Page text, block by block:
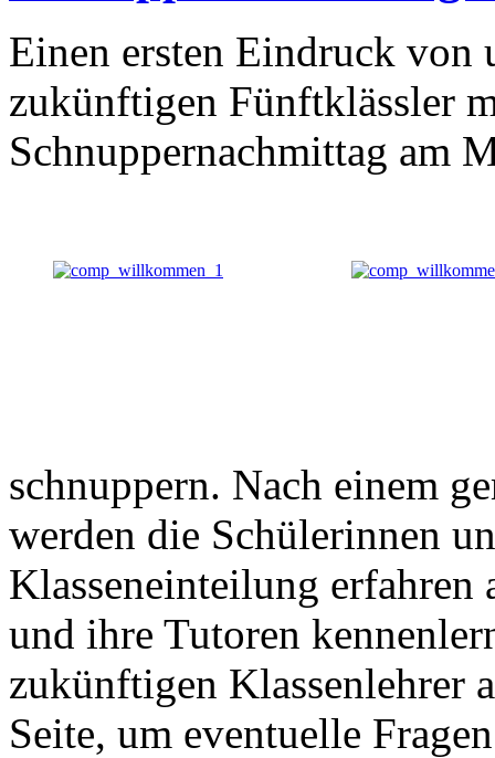
Einen ersten Eindruck von
zukünftigen Fünftklässler
Schnuppernachmittag am
schnuppern. Nach einem
werden die Schülerinnen
Klasseneinteilung erfahren
und ihre Tutoren
zukünftigen Klassenlehrer
Seite, um eventuelle